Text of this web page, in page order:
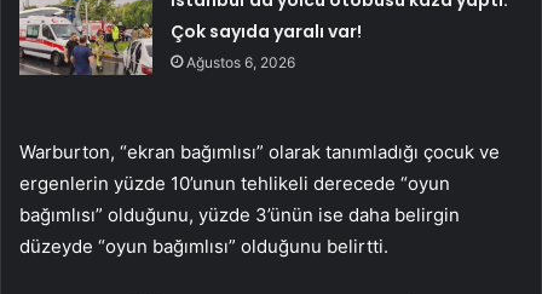
Çok sayıda yaralı var!
Ağustos 6, 2026
Warburton, “ekran bağımlısı” olarak tanımladığı çocuk ve
ergenlerin yüzde 10’unun tehlikeli derecede “oyun
bağımlısı” olduğunu, yüzde 3’ünün ise daha belirgin
düzeyde “oyun bağımlısı” olduğunu belirtti.